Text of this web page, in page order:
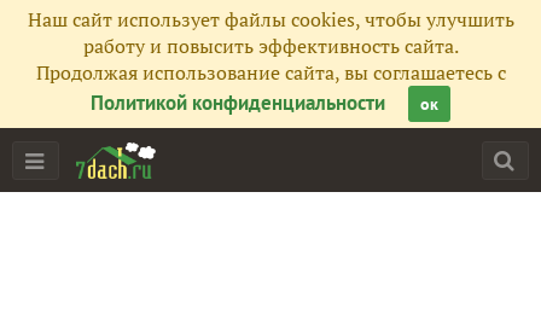
Наш сайт использует файлы cookies, чтобы улучшить
работу и повысить эффективность сайта.
Продолжая использование сайта, вы соглашаетесь с
Политикой конфиденциальности
ок